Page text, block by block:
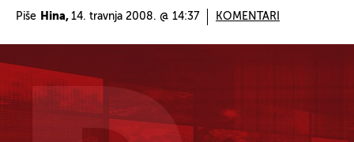
Piše Hina, 14. travnja 2008. @ 14:37 KOMENTARI